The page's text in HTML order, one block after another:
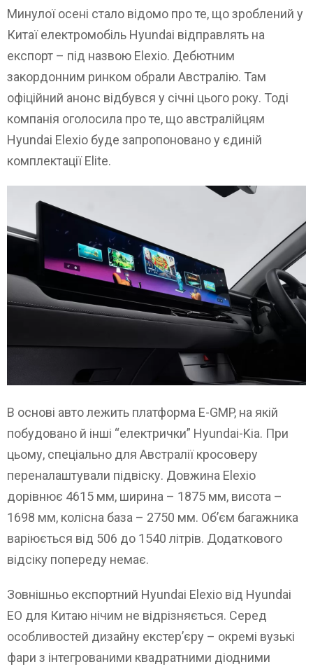
Минулої осені стало відомо про те, що зроблений у
Китаї електромобіль Hyundai відправлять на
експорт – під назвою Elexio. Дебютним
закордонним ринком обрали Австралію. Там
офіційний анонс відбувся у січні цього року. Тоді
компанія оголосила про те, що австралійцям
Hyundai Elexio буде запропоновано у єдиній
комплектації Elite.
В основі авто лежить платформа E-GMP, на якій
побудовано й інші “електрички” Hyundai-Kia. При
цьому, спеціально для Австралії кросоверу
переналаштували підвіску. Довжина Elexio
дорівнює 4615 мм, ширина – 1875 мм, висота –
1698 мм, колісна база – 2750 мм. Об’єм багажника
варіюється від 506 до 1540 літрів. Додаткового
відсіку попереду немає.
Зовнішньо експортний Hyundai Elexio від Hyundai
EO для Китаю нічим не відрізняється. Серед
особливостей дизайну екстер’єру – окремі вузькі
фари з інтегрованими квадратними діодними